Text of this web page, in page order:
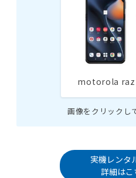
motorola
画像をクリックし
実機レンタ
詳細はこ